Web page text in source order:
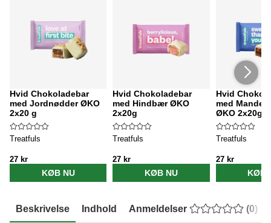
Hvid Chokoladebar
med Jordnødder ØKO
2x20 g
Treatfuls
27 kr
KØB NU
Hvid Chokoladebar
med Hindbær ØKO
2x20g
Treatfuls
27 kr
KØB NU
Hvid
med Mandel
ØKO 2x20g
Treatfuls
27 kr
KØB
Beskrivelse Indhold Anmeldelser (0)